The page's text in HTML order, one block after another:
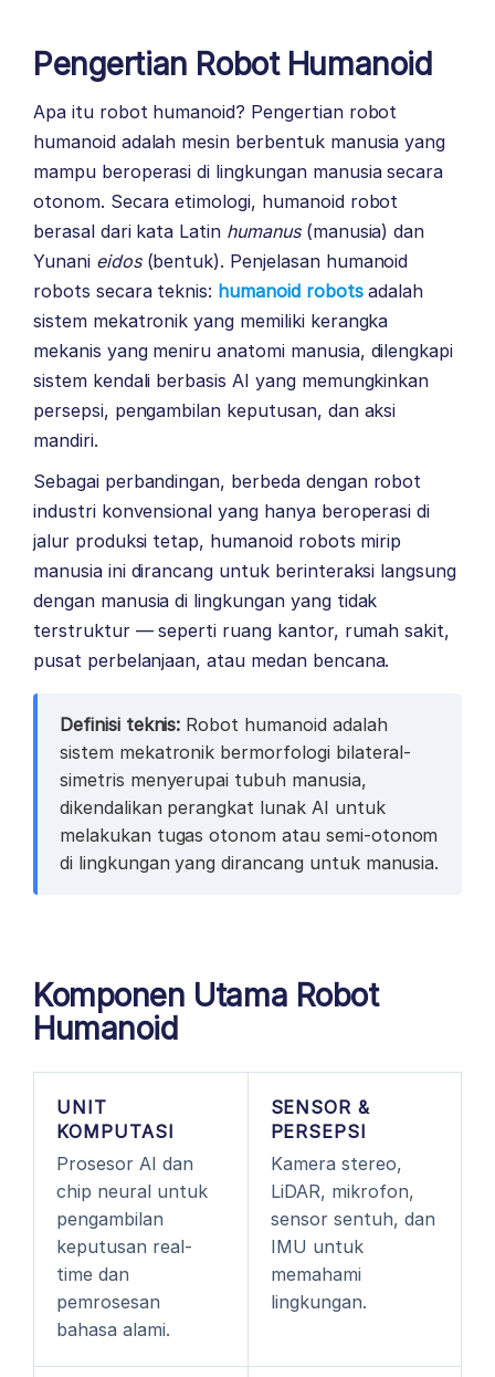
Pengertian Robot Humanoid
Apa itu robot humanoid? Pengertian robot
humanoid adalah mesin berbentuk manusia yang
mampu beroperasi di lingkungan manusia secara
otonom. Secara etimologi, humanoid robot
berasal dari kata Latin humanus(manusia) dan
Yunani eidos(bentuk). Penjelasan humanoid
robots secara teknis: humanoid robotsadalah
sistem mekatronik yang memiliki kerangka
mekanis yang meniru anatomi manusia, dilengkapi
sistem kendali berbasis AI yang memungkinkan
persepsi, pengambilan keputusan, dan aksi
mandiri.
Sebagai perbandingan, berbeda dengan robot
industri konvensional yang hanya beroperasi di
jalur produksi tetap, humanoid robots mirip
manusia ini dirancang untuk berinteraksi langsung
dengan manusia di lingkungan yang tidak
terstruktur — seperti ruang kantor, rumah sakit,
pusat perbelanjaan, atau medan bencana.
Definisi teknis: Robot humanoid adalah
sistem mekatronik bermorfologi bilateral-
simetris menyerupai tubuh manusia,
dikendalikan perangkat lunak AI untuk
melakukan tugas otonom atau semi-otonom
di lingkungan yang dirancang untuk manusia.
Komponen Utama Robot
Humanoid
UNIT
KOMPUTASI
Prosesor AI dan
chip neural untuk
pengambilan
keputusan real-
time dan
pemrosesan
bahasa alami.
SENSOR &
PERSEPSI
Kamera stereo,
LiDAR, mikrofon,
sensor sentuh, dan
IMU untuk
memahami
lingkungan.